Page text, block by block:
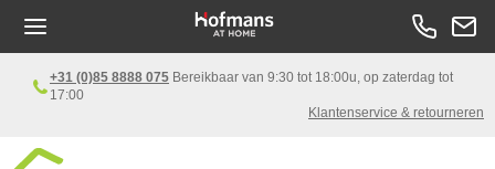
+31 (0)85 8888 075 Bereikbaar van 9:30 tot 18:00u, op zaterdag tot
17:00
Klantenservice & retourneren